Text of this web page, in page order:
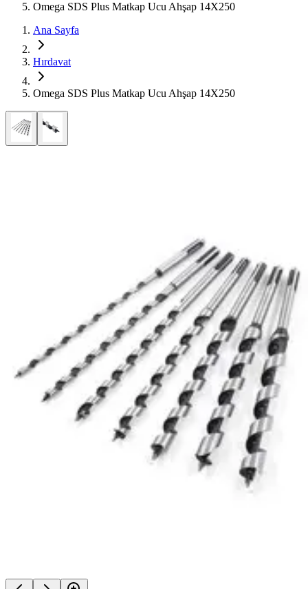
Omega SDS Plus Matkap Ucu Ahşap 14X250
Ana Sayfa
Hırdavat
Omega SDS Plus Matkap Ucu Ahşap 14X250